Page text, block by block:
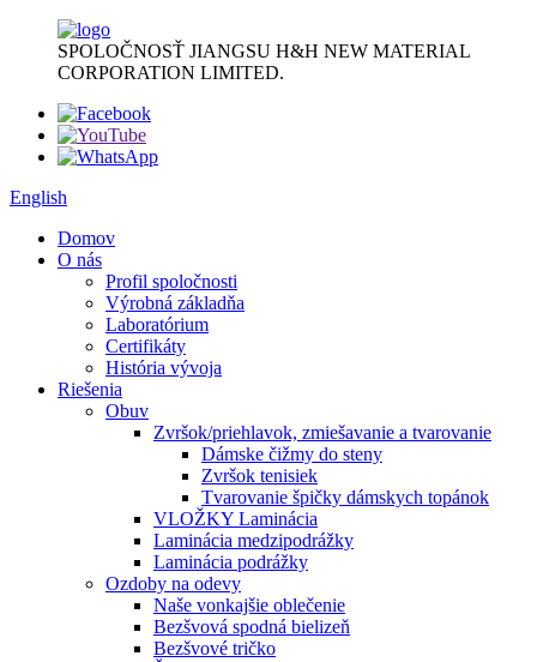
SPOLOČNOSŤ JIANGSU H&H NEW MATERIAL
CORPORATION LIMITED.
English
Domov
O nás
Profil spoločnosti
Výrobná základňa
Laboratórium
Certifikáty
História vývoja
Riešenia
Obuv
Zvršok/priehlavok, zmiešavanie a tvarovanie
Dámske čižmy do steny
Zvršok tenisiek
Tvarovanie špičky dámskych topánok
VLOŽKY Laminácia
Laminácia medzipodrážky
Laminácia podrážky
Ozdoby na odevy
Naše vonkajšie oblečenie
Bezšvová spodná bielizeň
Bezšvové tričko